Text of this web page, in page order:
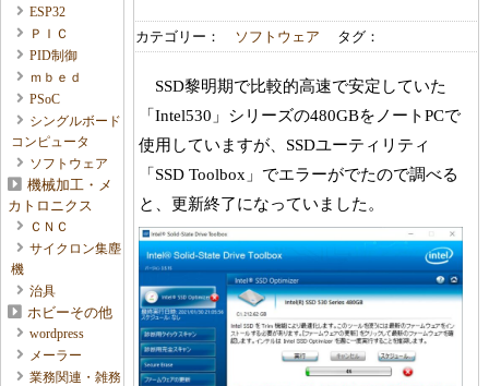
ESP32
ＰＩＣ
PID制御
ｍｂｅｄ
PSoC
シングルボード
コンピュータ
ソフトウェア
機械加工・メ
カトロニクス
ＣＮＣ
サイクロン集塵
機
治具
ホビーその他
wordpress
メーラー
業務関連・雑務
カテゴリー： ソフトウェア タグ：
SSD黎明期で比較的高速で安定していた
「Intel530」シリーズの480GBをノートPCで
使用していますが、SSDユーティリティ
「SSD Toolbox」でエラーがでたので調べる
と、更新終了になっていました。